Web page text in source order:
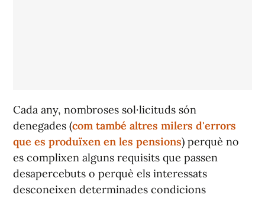
Cada any, nombroses sol·licituds són
denegades (com també altres milers d'errors
que es produïxen en les pensions) perquè no
es complixen alguns requisits que passen
desapercebuts o perquè els interessats
desconeixen determinades condicions